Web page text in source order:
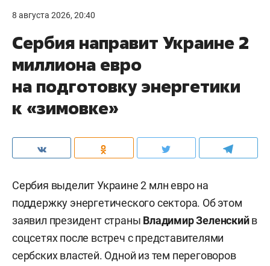
8 августа 2026, 20:40
Сербия направит Украине 2
миллиона евро
на подготовку энергетики
к «зимовке»
Сербия выделит Украине 2 млн евро на
поддержку энергетического сектора. Об этом
заявил президент страны Владимир Зеленскийв
соцсетях после встреч с представителями
сербских властей. Одной из тем переговоров